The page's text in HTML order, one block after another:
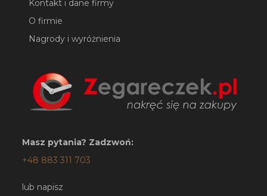
Kontakt i dane firmy
O firmie
Nagrody i wyróżnienia
Masz pytania? Zadzwoń:
+48 883 311 703
lub napisz